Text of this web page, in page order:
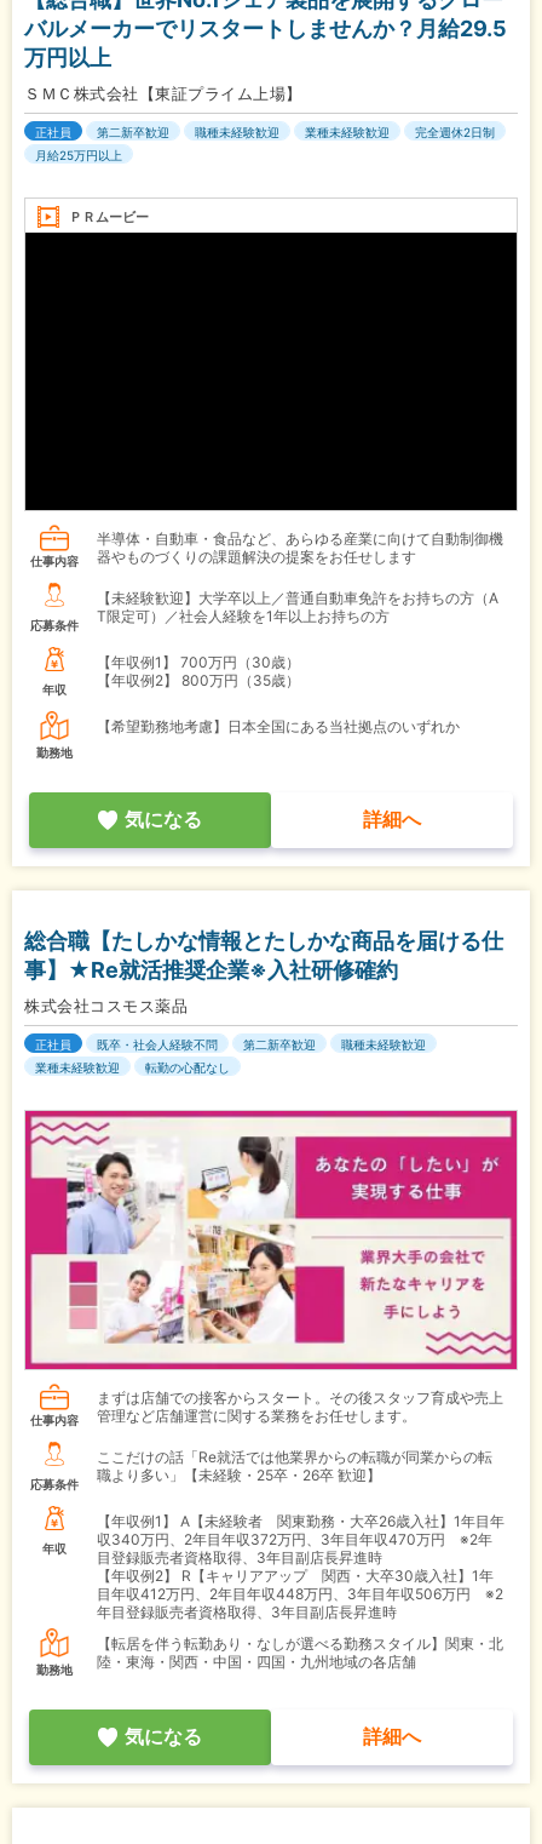
バルメーカーでリスタートしませんか？月給29.5
万円以上
ＳＭＣ株式会社【東証プライム上場】
正社員 第二新卒歓迎 職種未経験歓迎 業種未経験歓迎
完全週休2日制
月給25万円以上
ＰＲムービー
仕事内容
半導体・自動車・食品など、あらゆる産業に向けて自動制御機
器やものづくりの課題解決の提案をお任せします
応募条件
【未経験歓迎】大学卒以上／普通自動車免許をお持ちの方（A
T限定可）／社会人経験を1年以上お持ちの方
年収
【年収例1】
700万円（30歳）
【年収例2】
800万円（35歳）
勤務地
【希望勤務地考慮】日本全国にある当社拠点のいずれか
気になる 詳細へ
総合職【たしかな情報とたしかな商品を届ける仕
事】★Re就活推奨企業※入社研修確約
株式会社コスモス薬品
正社員 既卒・社会人経験不問 第二新卒歓迎
職種未経験歓迎
業種未経験歓迎
転勤の心配なし
仕事内容
まずは店舗での接客からスタート。その後スタッフ育成や売上
管理など店舗運営に関する業務をお任せします。
応募条件
ここだけの話「Re就活では他業界からの転職が同業からの転
職より多い」【未経験・25卒・26卒 歓迎】
年収
【年収例1】
A【未経験者 関東勤務・大卒26歳入社】1年目年
収340万円、2年目年収372万円、3年目年収470万円 ※2年
目登録販売者資格取得、3年目副店長昇進時
【年収例2】
R【キャリアアップ 関西・大卒30歳入社】1年
目年収412万円、2年目年収448万円、3年目年収506万円 ※2
年目登録販売者資格取得、3年目副店長昇進時
勤務地
【転居を伴う転勤あり・なしが選べる勤務スタイル】関東・北
陸・東海・関西・中国・四国・九州地域の各店舗
気になる 詳細へ